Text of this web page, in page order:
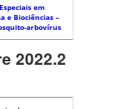
em
e Biociências –
arbovírus
2022.2